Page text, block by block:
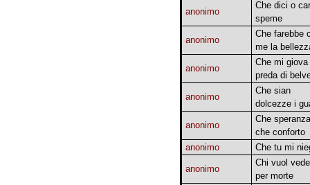
anonimo
Che dici o
speme
anonimo
Che farebbe
me la
anonimo
Che mi giova
preda di
anonimo
Che sian
dolcezze i
anonimo
Che speranza
che conforto
anonimo
Che tu mi
anonimo
Chi vuol
per morte